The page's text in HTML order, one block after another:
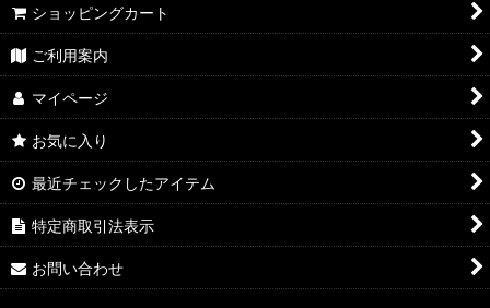
ショッピングカート
ご利用案内
マイページ
お気に入り
最近チェックしたアイテム
特定商取引法表示
お問い合わせ